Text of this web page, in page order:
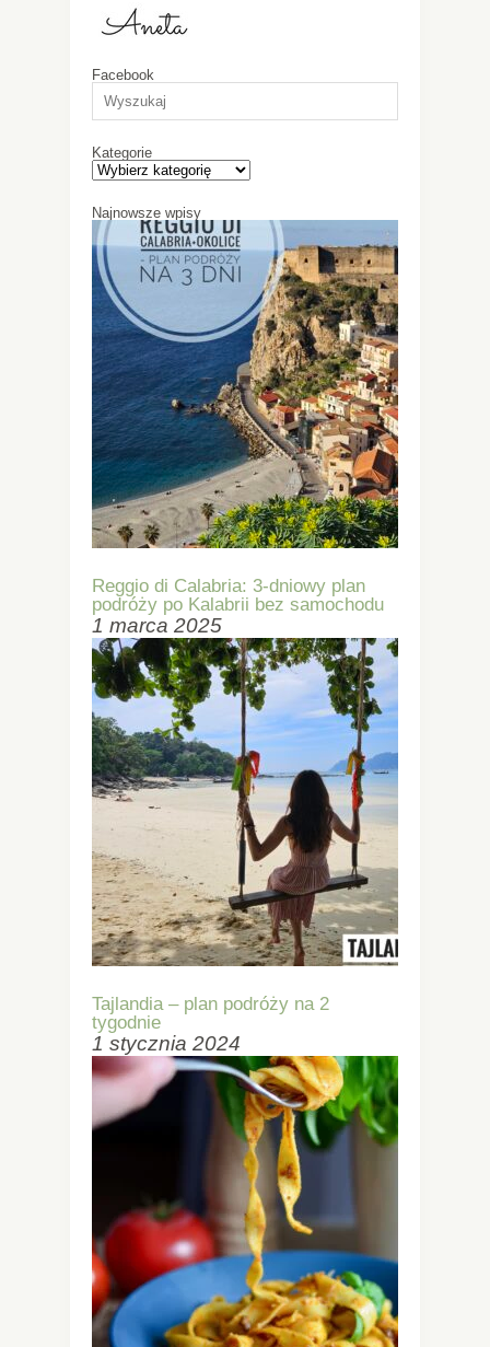
Facebook
Kategorie
Najnowsze wpisy
Reggio di Calabria: 3-dniowy plan
podróży po Kalabrii bez samochodu
1 marca 2025
Tajlandia – plan podróży na 2
tygodnie
1 stycznia 2024